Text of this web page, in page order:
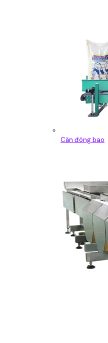
Căn đóng bao